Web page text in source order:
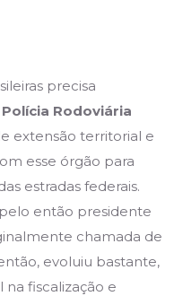
precisa
Polícia Rodoviária
extensão territorial e
esse órgão para
estradas federais.
pelo então presidente
chamada de
evoluiu bastante,
fiscalização e